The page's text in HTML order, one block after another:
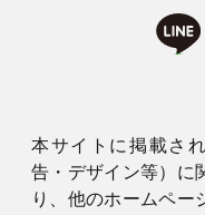
本サイトに掲載さ
告・デザイン等）に
り、他のホームペー